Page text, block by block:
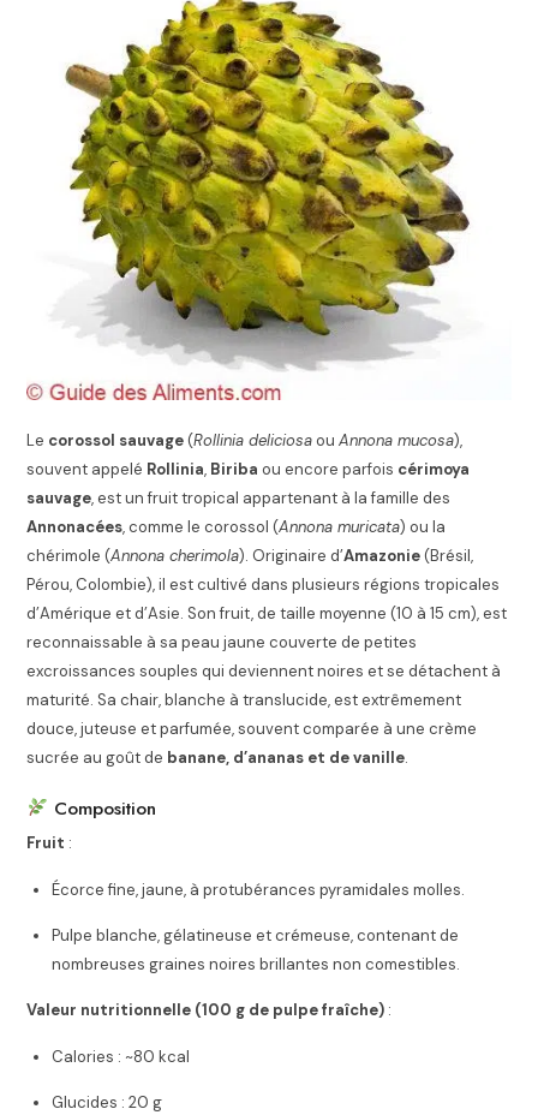
Le corossol sauvage(Rollinia deliciosaouAnnona mucosa),
souvent appelé Rollinia, Biriba ou encore parfois cérimoya
sauvage, est un fruit tropical appartenant à la famille des
Annonacées, comme le corossol (Annona muricata) ou la
chérimole (Annona cherimola). Originaire d’Amazonie(Brésil,
Pérou, Colombie), il est cultivé dans plusieurs régions tropicales
d’Amérique et d’Asie. Son fruit, de taille moyenne (10 à 15 cm), est
reconnaissable à sa peau jaune couverte de petites
excroissances souples qui deviennent noires et se détachent à
maturité. Sa chair, blanche à translucide, est extrêmement
douce, juteuse et parfumée, souvent comparée à une crème
sucrée au goût de banane, d’ananas et de vanille.
Composition
Fruit :
Écorce fine, jaune, à protubérances pyramidales molles.
Pulpe blanche, gélatineuse et crémeuse, contenant de
nombreuses graines noires brillantes non comestibles.
Valeur nutritionnelle (100 g de pulpe fraîche) :
Calories : ~80 kcal
Glucides : 20 g